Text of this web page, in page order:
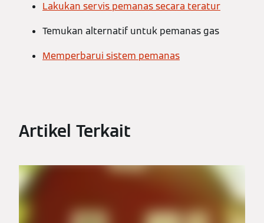
Lakukan servis pemanas secara teratur
Temukan alternatif untuk pemanas gas
Memperbarui sistem pemanas
Artikel Terkait